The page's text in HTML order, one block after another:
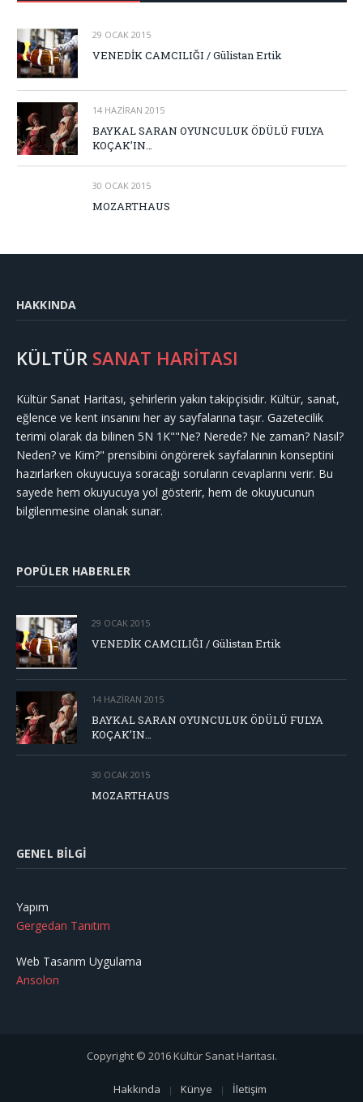
29 OCAK 2015
VENEDİK CAMCILIĞI / Gülistan Ertik
14 HAZIRAN 2015
BAYKAL SARAN OYUNCULUK ÖDÜLÜ FULYA
KOÇAK’IN…
30 OCAK 2015
MOZARTHAUS
HAKKINDA
KÜLTÜR SANAT HARİTASI
Kültür Sanat Haritası, şehirlerin yakın takipçisidir. Kültür, sanat,
eğlence ve kent insanını her ay sayfalarına taşır. Gazetecilik
terimi olarak da bilinen 5N 1K""Ne? Nerede? Ne zaman? Nasıl?
Neden? ve Kim?" prensibini öngörerek sayfalarının konseptini
hazırlarken okuyucuya soracağı soruların cevaplarını verir. Bu
sayede hem okuyucuya yol gösterir, hem de okuyucunun
bilgilenmesine olanak sunar.
POPÜLER HABERLER
29 OCAK 2015
VENEDİK CAMCILIĞI / Gülistan Ertik
14 HAZIRAN 2015
BAYKAL SARAN OYUNCULUK ÖDÜLÜ FULYA
KOÇAK’IN…
30 OCAK 2015
MOZARTHAUS
GENEL BILGI
Yapım
Gergedan Tanıtım
Web Tasarım Uygulama
Ansolon
Copyright © 2016 Kültür Sanat Haritası.
Hakkında Künye İletişim